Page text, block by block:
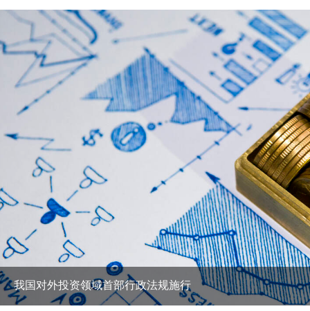
我国对外投资领域首部行政法规施行